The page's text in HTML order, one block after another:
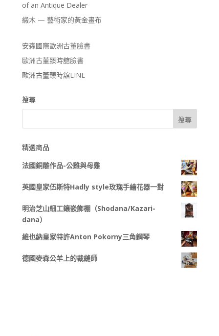
of an Antique Dealer
緞木 — 藝術家的黃金畫布
安森國際歐洲古董臉書
歐洲古董臻時舘臉書
歐洲古董臻時舘LINE
搜尋
精選商品
法國銅雕作品-公雞與母雞
英國皇家伍斯特Hadly style玫瑰手繪花器一對
明治芝山細工鑲嵌飾棚（Shodana/Kazari-
dana）
維也納皇家特許Anton Pokorny三角鋼琴
德國麥森公羊上的裁縫師